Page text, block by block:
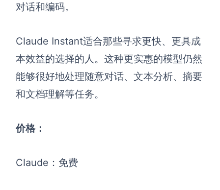
对话和编码。
Claude Instant适合那些寻求更快、更具成
本效益的选择的人。这种更实惠的模型仍然
能够很好地处理随意对话、文本分析、摘要
和文档理解等任务。
价格：
Claude ：免费